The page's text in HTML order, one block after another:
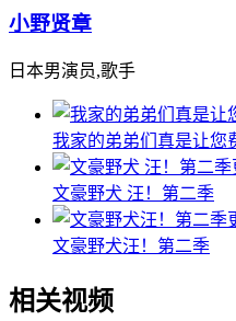
小野贤章
日本男演员,歌手
我家的弟弟们真是让您
文豪野犬 汪！第二季
文豪野犬汪！第二季
相关视频